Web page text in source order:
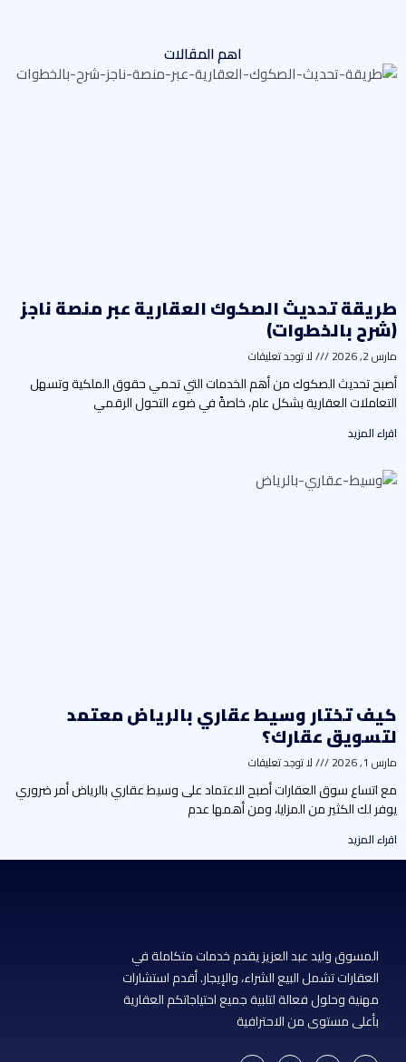
اهم المقالات
تحديث الصكوك العقارية عبر منصة ناجز
بالخطوات)
2, 2026 لا توجد تعليقات
تحديث الصكوك من أهم الخدمات التي تحمي حقوق الملكية وتسهل
العقارية بشكل عام، خاصةً في ضوء التحول الرقمي
المزيد
تختار وسيط عقاري بالرياض معتمد
عقارك؟
1, 2026 لا توجد تعليقات
اتساع سوق العقارات أصبح الاعتماد على وسيط عقاري بالرياض أمر ضروري
لك الكثير من المزايا، ومن أهمها عدم
المزيد
المسوق وليد عبد العزيز يقدم خدمات متكاملة في
العقارات تشمل البيع الشراء، والإيجار. أقدم استشارات
مهنية وحلول فعالة لتلبية جميع احتياجاتكم العقارية
بأعلى مستوى من الاحترافية